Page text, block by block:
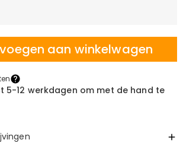
aan winkelwagen
5-12 werkdagen om met de hand te